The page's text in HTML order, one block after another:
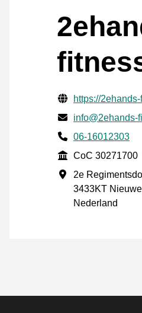
Verifisert
Website URL
https://
E-post
info@2ehands-
Phone number
06-16012303
CoC
CoC 30271700
2e
3433KT
Nederland